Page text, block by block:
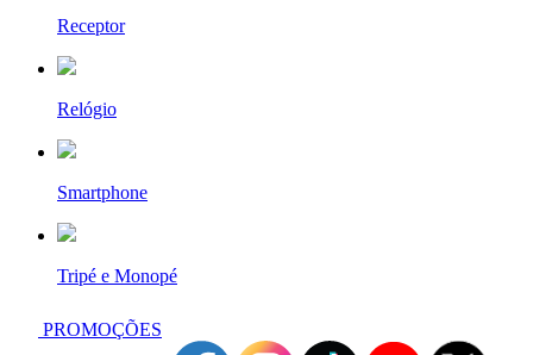
Receptor
Relógio
Smartphone
Tripé e Monopé
PROMOÇÕES